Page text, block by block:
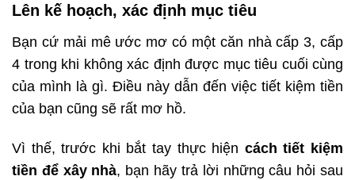
Lên kế hoạch, xác định mục tiêu
Bạn cứ mải mê ước mơ có một căn nhà cấp 3, cấp
4 trong khi không xác định được mục tiêu cuối cùng
của mình là gì. Điều này dẫn đến việc tiết kiệm tiền
của bạn cũng sẽ rất mơ hồ.
Vì thế, trước khi bắt tay thực hiện cách tiết kiệm
tiền để xây nhà, bạn hãy trả lời những câu hỏi sau